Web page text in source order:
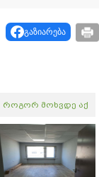
გაზიარება
როგორ მოხვდე აქ